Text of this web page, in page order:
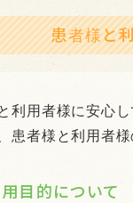
患者様と
利用者様に安心
患者様と利用者
目的について